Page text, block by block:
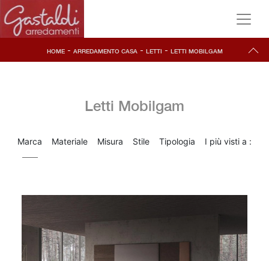
HOME- ARREDAMENTO CASA- LETTI - LETTI MOBILGAM
Letti Mobilgam
Marca Materiale Misura Stile Tipologia I più visti a :